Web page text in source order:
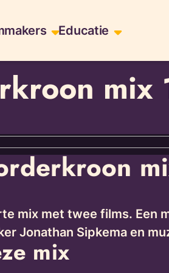
Educatie
mix
mix met twee films. Een
Jonathan Sipkema en
mix